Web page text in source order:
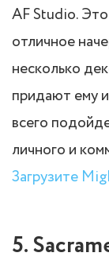
AF Studio.
отличное
несколько
придают ему
всего
личного и
Загрузите
5.